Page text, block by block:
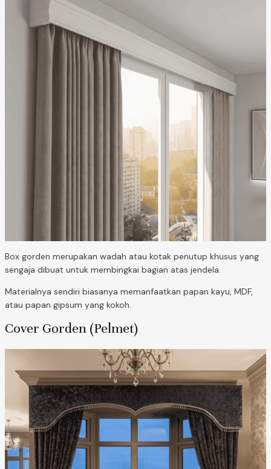
Box gorden merupakan wadah atau kotak penutup khusus yang
sengaja dibuat untuk membingkai bagian atas jendela.
Materialnya sendiri biasanya memanfaatkan papan kayu, MDF,
atau papan gipsum yang kokoh.
Cover Gorden (Pelmet)